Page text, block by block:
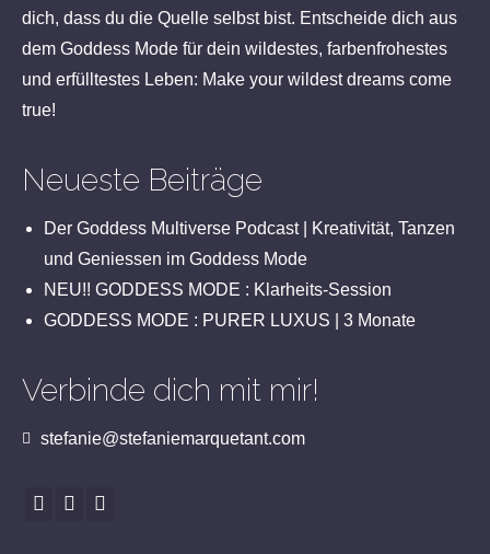
dich, dass du die Quelle selbst bist. Entscheide dich aus
dem Goddess Mode für dein wildestes, farbenfrohestes
und erfülltestes Leben: Make your wildest dreams come
true!
Neueste Beiträge
Der Goddess Multiverse Podcast | Kreativität, Tanzen
und Geniessen im Goddess Mode
NEU!! GODDESS MODE : Klarheits-Session
GODDESS MODE : PURER LUXUS | 3 Monate
Verbinde dich mit mir!
stefanie@stefaniemarquetant.com